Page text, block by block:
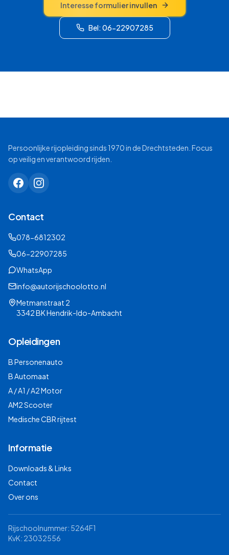
Interesse formulier invullen
Bel: 06-22907285
Persoonlijke rijopleiding sinds 1970 in de Drechtsteden. Focus
op veilig en verantwoord rijden.
Contact
078-6812302
06-22907285
WhatsApp
info@autorijschoolotto.nl
Metmanstraat 2
3342 BK Hendrik-Ido-Ambacht
Opleidingen
B Personenauto
B Automaat
A / A1 / A2 Motor
AM2 Scooter
Medische CBR rijtest
Informatie
Downloads & Links
Contact
Over ons
Rijschoolnummer: 5264F1
KvK: 23032556